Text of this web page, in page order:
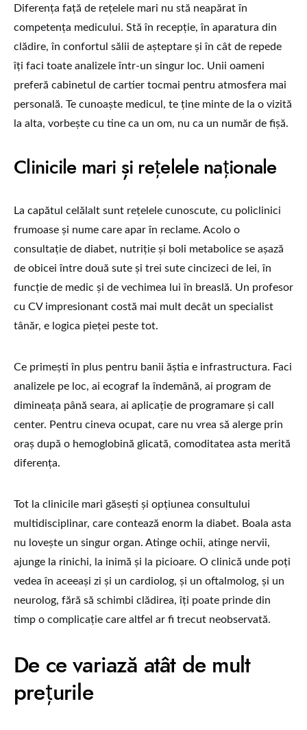
Diferența față de rețelele mari nu stă neapărat în
competența medicului. Stă în recepție, în aparatura din
clădire, în confortul sălii de așteptare și în cât de repede
îți faci toate analizele într-un singur loc. Unii oameni
preferă cabinetul de cartier tocmai pentru atmosfera mai
personală. Te cunoaște medicul, te ține minte de la o vizită
la alta, vorbește cu tine ca un om, nu ca un număr de fișă.
Clinicile mari și rețelele naționale
La capătul celălalt sunt rețelele cunoscute, cu policlinici
frumoase și nume care apar în reclame. Acolo o
consultație de diabet, nutriție și boli metabolice se așază
de obicei între două sute și trei sute cincizeci de lei, în
funcție de medic și de vechimea lui în breaslă. Un profesor
cu CV impresionant costă mai mult decât un specialist
tânăr, e logica pieței peste tot.
Ce primești în plus pentru banii ăștia e infrastructura. Faci
analizele pe loc, ai ecograf la îndemână, ai program de
dimineața până seara, ai aplicație de programare și call
center. Pentru cineva ocupat, care nu vrea să alerge prin
oraș după o hemoglobină glicată, comoditatea asta merită
diferența.
Tot la clinicile mari găsești și opțiunea consultului
multidisciplinar, care contează enorm la diabet. Boala asta
nu lovește un singur organ. Atinge ochii, atinge nervii,
ajunge la rinichi, la inimă și la picioare. O clinică unde poți
vedea în aceeași zi și un cardiolog, și un oftalmolog, și un
neurolog, fără să schimbi clădirea, îți poate prinde din
timp o complicație care altfel ar fi trecut neobservată.
De ce variază atât de mult
prețurile